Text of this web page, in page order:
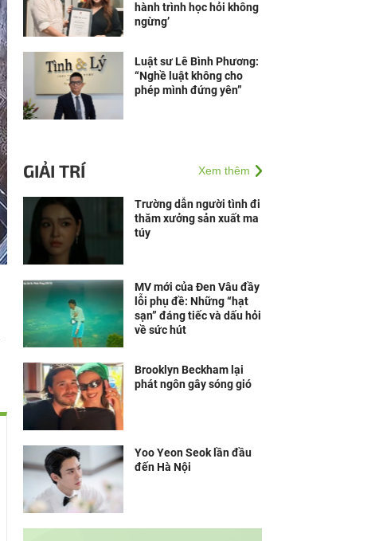
hành trình học hỏi không
ngừng’
Luật sư Lê Bình Phương:
“Nghề luật không cho
phép mình đứng yên”
GIẢI TRÍ Xem thêm
Trường dẫn người tình đi
thăm xưởng sản xuất ma
túy
MV mới của Đen Vâu đầy
lỗi phụ đề: Những “hạt
sạn” đáng tiếc và dấu hỏi
về sức hút
Brooklyn Beckham lại
phát ngôn gây sóng gió
Yoo Yeon Seok lần đầu
đến Hà Nội